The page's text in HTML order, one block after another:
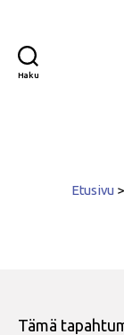
Haku
Etusivu
Tämä